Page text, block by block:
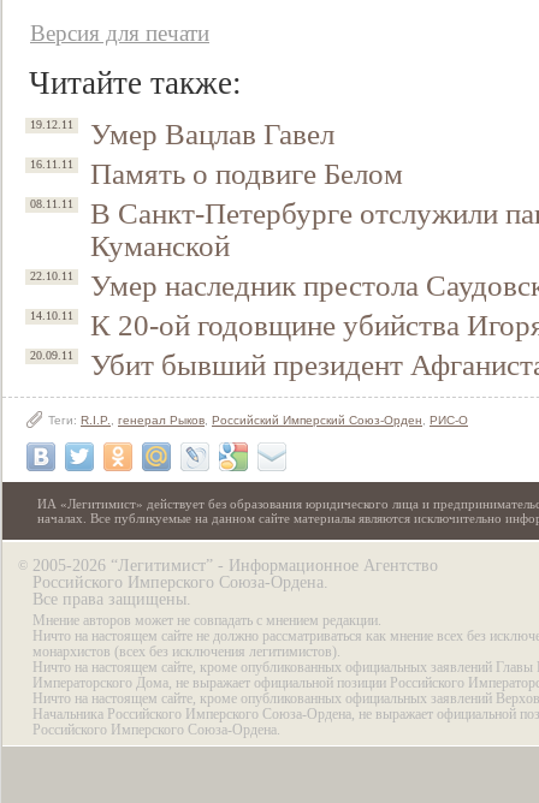
Версия для печати
Читайте также:
19.12.11 Умер Вацлав Гавел
16.11.11 Память о подвиге Белом
08.11.11
В Санкт-Петербурге отслужили
Куманской
22.10.11 Умер наследник престола
14.10.11 К 20-ой годовщине убийства
20.09.11 Убит бывший президент
Теги: R.I.P. генерал Рыков Российский Имперский Союз-Орден РИС-О
ИА «Легитимист» действует без образования юридического лица и
началах. Все публикуемые на данном сайте материалы являются исключительно
© 2005-2026 “Легитимист” - Информационное Агентство
Российского Имперского Союза-Ордена.
Все права защищены.
Мнение авторов может не совпадать с мнением редакции.
Ничто на настоящем сайте не должно рассматриваться как мнение всех без
монархистов (всех без исключения легитимистов).
Ничто на настоящем сайте, кроме опубликованных официальных заявлений Главы
Императорского Дома, не выражает официальной позиции Российского
Ничто на настоящем сайте, кроме опубликованных официальных заявлений
Начальника Российского Имперского Союза-Ордена, не выражает официальной
Российского Имперского Союза-Ордена.